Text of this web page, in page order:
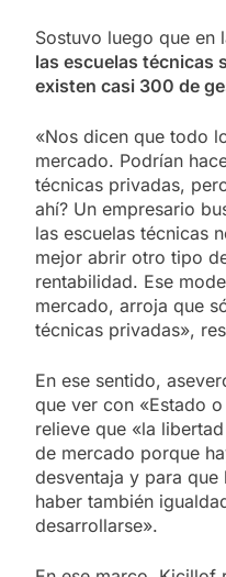
Sostuvo luego que en
las escuelas técnicas
existen casi 300 de
«Nos dicen que todo
mercado. Podrían
técnicas privadas,
ahí? Un empresario
las escuelas técnicas
mejor abrir otro tipo
rentabilidad. Ese
mercado, arroja que
técnicas privadas»,
En ese sentido,
que ver con «Estado
relieve que «la
de mercado porque
desventaja y para
haber también
desarrollarse».